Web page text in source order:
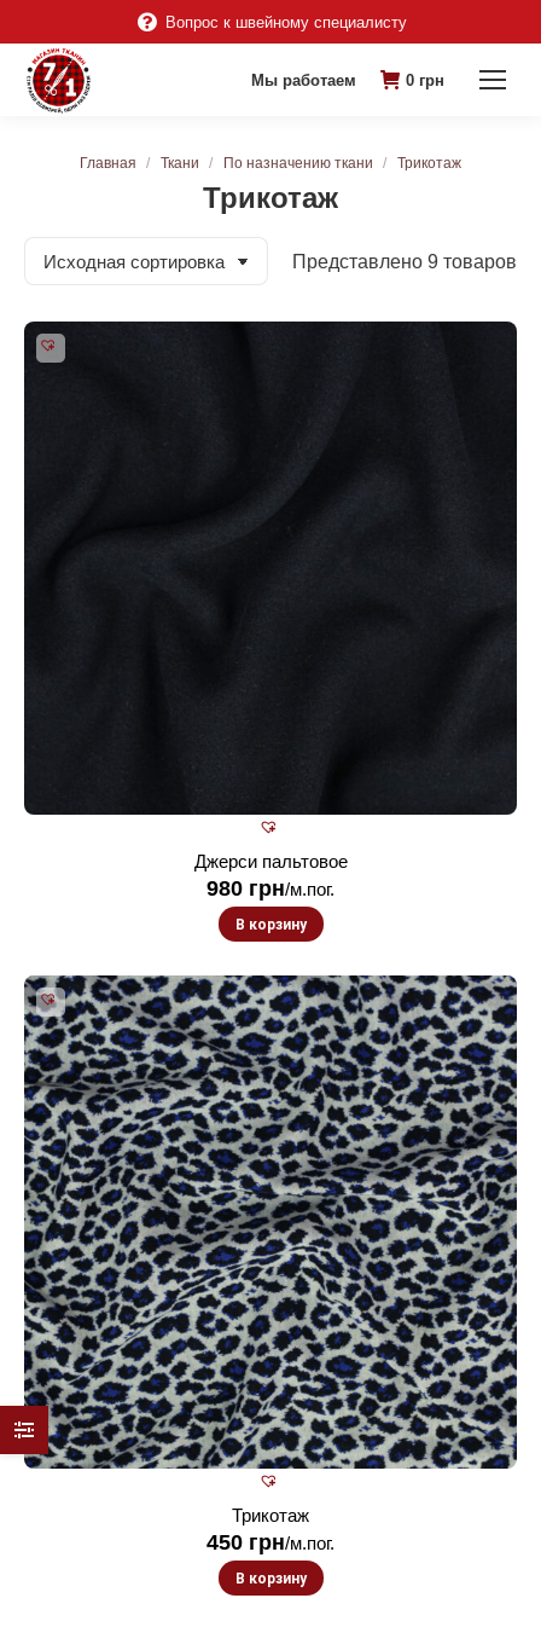
Вопрос к швейному специалисту
Мы работаем 0 грн
Трикотаж
Вы здесь:
Главная Ткани По назначению ткани Трикотаж
Представлено 9 товаров
Джерси пальтовое
980 грн/м.пог.
В корзину
Трикотаж
450 грн/м.пог.
В корзину